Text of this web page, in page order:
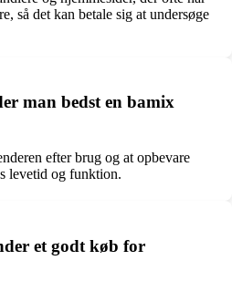
så det kan betale sig at undersøge
man bedst en bamix
efter brug og at opbevare
levetid og funktion.
et godt køb for